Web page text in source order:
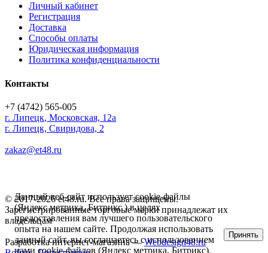
Личный кабинет
Регистрация
Доставка
Способы оплаты
Юридическая информация
Политика конфиденциальности
Контакты
+7 (4742) 565-005
г. Липецк, Московская, 12а
г. Липецк, Свиридова, 2
zakaz@et48.ru
© 2017-2026 et48.ru. Все права защищены.
Зарегистрированные торговые марки принадлежат их
владельцам
Разработка интернет-магазина —Webdesign48.ru
Данный веб-сайт использует cookie-файлы
(Яндекс метрика, Битрикс ) в целях
предоставления вам лучшего пользовательского
опыта на нашем сайте. Продолжая использовать
данный сайт, вы соглашаетесь с использованием
нами cookie-файлов (Яндекс метрика, Битрикс).
Принять